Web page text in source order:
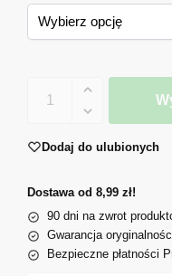
Dodaj do ulubionych
Dostawa od 8,99 zł!
90 dni na zwrot
Gwarancja
Bezpieczne płatności